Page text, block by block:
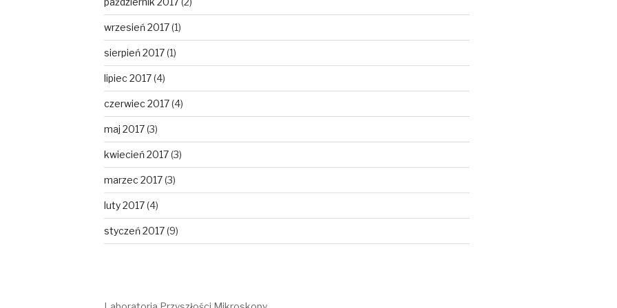
wrzesień 2017(1)
sierpień 2017(1)
lipiec 2017(4)
czerwiec 2017(4)
maj 2017(3)
kwiecień 2017(3)
marzec 2017(3)
luty 2017(4)
styczeń 2017(9)